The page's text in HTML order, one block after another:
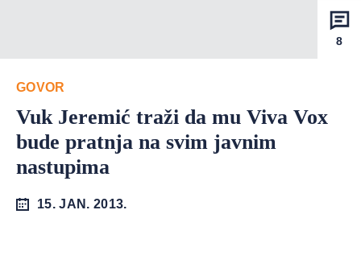
8
GOVOR
Vuk Jeremić traži da mu Viva Vox
bude pratnja na svim javnim
nastupima
15. JAN. 2013.